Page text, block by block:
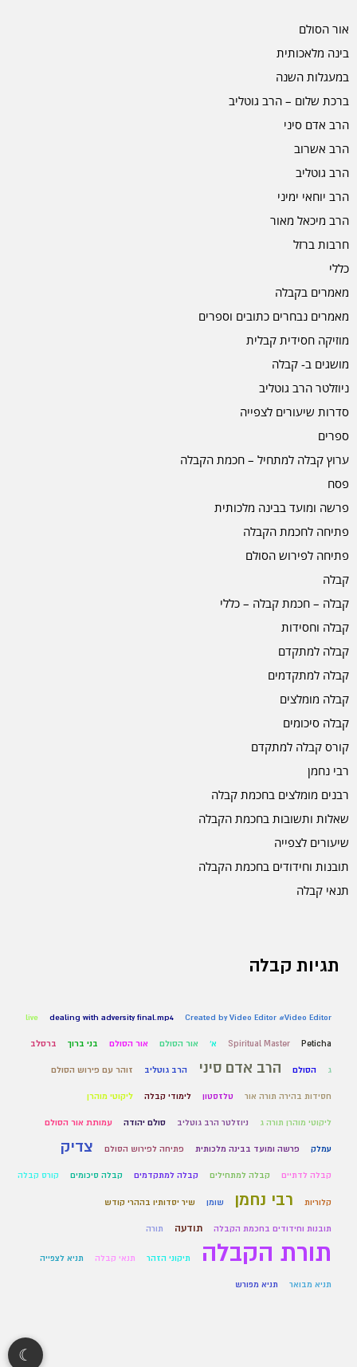
אור הסולם
בינה מלאכותית
במעגלות השנה
ברכת שלום – הרב גוטליב
הרב אדם סיני
הרב אשרוב
הרב גוטליב
הרב יוחאי ימיני
הרב מיכאל מאור
חרבות ברזל
כללי
מאמרים בקבלה
מאמרים נבחרים כתובים וספרים
מוזיקה חסידית קבלית
מושגים ב- קבלה
ניוזלטר הרב גוטליב
סדרות שיעורים לצפייה
ספרים
ערוץ קבלה למתחיל – חכמת הקבלה
פסח
פרשה ומועד בבינה מלכותית
פתיחה לחכמת הקבלה
פתיחה לפירוש הסולם
קבלה
קבלה – חכמת קבלה – כללי
קבלה וחסידות
קבלה למתקדם
קבלה למתקדמים
קבלה מומלצים
קבלה סיכומים
קורס קבלה למתקדם
רבי נחמן
רבנים מומלצים בחכמת קבלה
שאלות ותשובות בחכמת הקבלה
שיעורים לצפייה
תובנות וחידודים בחכמת הקבלה
תנאי קבלה
תגיות קבלה
Created by Video Editor #Video Editor
dealing with adversity final.mp4
live
Peticha
Spiritual Master א' אור הסולם אור הסולם בני ברוך ברסלב
ג הסולם הרב אדם סיני הרב גוטליב זוהר עם פירוש הסולם
חסידות בהירה תורה אור טלזסטון לימודי קבלה ליקוטי מוהרן
ליקוטי מוהרן תורה ג ניוזלטר הרב גוטליב סולם יהודה עמותת אור הסולם
עמלק פרשה ומועד בבינה מלכותית פתיחה לפירוש הסולם צדיק
קבלה לדתיים קבלה למתחילים קבלה למתקדמים קבלה סיכומים קורס קבלה
קלוריות רבי נחמן שומן שיר יסדותיו בההרי קודש
תובנות וחידודים בחכמת הקבלה תודעה תורה
תורת הקבלה תיקוני הזהר תנאי קבלה תניא לצפייה
תניא מבואר תניא מפורש
☾